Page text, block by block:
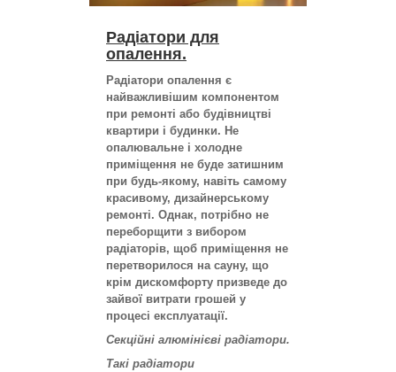
Радіатори для
опалення.
Радіатори опалення є
найважливішим компонентом
при ремонті або будівництві
квартири і будинки. Не
опалювальне і холодне
приміщення не буде затишним
при будь-якому, навіть самому
красивому, дизайнерському
ремонті. Однак, потрібно не
переборщити з вибором
радіаторів, щоб приміщення не
перетворилося на сауну, що
крім дискомфорту призведе до
зайвої витрати грошей у
процесі експлуатації.
Секційні алюмінієві радіатори.
Такі радіатори